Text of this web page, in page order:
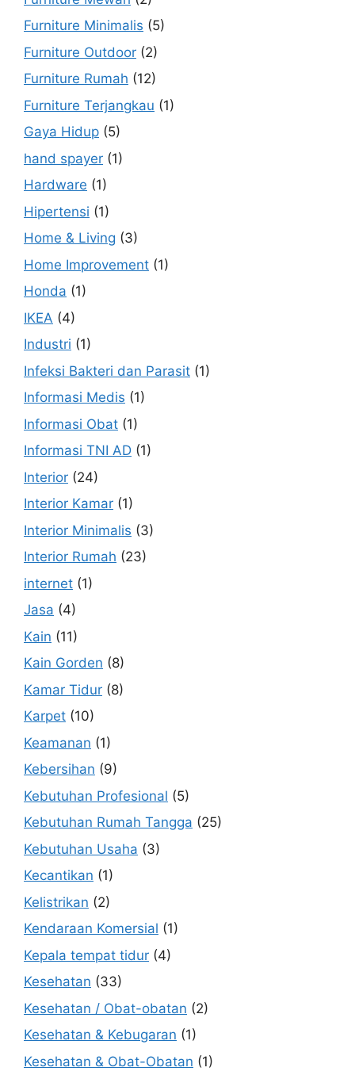
Furniture Minimalis (5)
Furniture Outdoor (2)
Furniture Rumah (12)
Furniture Terjangkau (1)
Gaya Hidup (5)
hand spayer (1)
Hardware (1)
Hipertensi (1)
Home & Living (3)
Home Improvement (1)
Honda (1)
IKEA (4)
Industri (1)
Infeksi Bakteri dan Parasit (1)
Informasi Medis (1)
Informasi Obat (1)
Informasi TNI AD (1)
Interior (24)
Interior Kamar (1)
Interior Minimalis (3)
Interior Rumah (23)
internet (1)
Jasa (4)
Kain (11)
Kain Gorden (8)
Kamar Tidur (8)
Karpet (10)
Keamanan (1)
Kebersihan (9)
Kebutuhan Profesional (5)
Kebutuhan Rumah Tangga (25)
Kebutuhan Usaha (3)
Kecantikan (1)
Kelistrikan (2)
Kendaraan Komersial (1)
Kepala tempat tidur (4)
Kesehatan (33)
Kesehatan / Obat-obatan (2)
Kesehatan & Kebugaran (1)
Kesehatan & Obat-Obatan (1)